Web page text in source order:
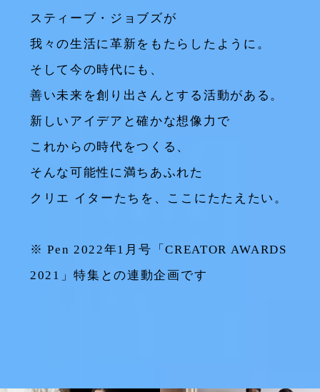
スティーブ・ジョブズが
我々の生活に革新をもたらしたように。
そして今の時代にも、
善い未来を創り出さんとする活動がある。
新しいアイデアと確かな想像力で
これからの時代をつくる、
そんな可能性に満ちあふれた
クリエ イターたちを、ここにたたえたい。
※Pen 2022年1月号「CREATOR AWARDS
2021」特集 との連動企画です